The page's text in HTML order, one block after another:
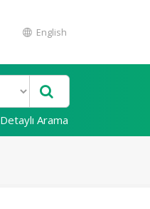
English
Detaylı Arama